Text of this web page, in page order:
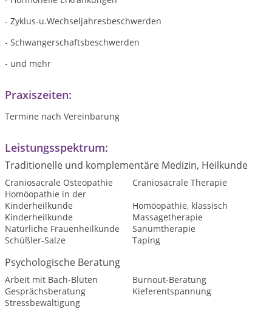
- Zyklus-u.Wechseljahresbeschwerden
- Schwangerschaftsbeschwerden
- und mehr
Praxiszeiten:
Termine nach Vereinbarung
Leistungsspektrum:
Traditionelle und komplementäre Medizin, Heilkunde
Craniosacrale Osteopathie
Craniosacrale Therapie
Homöopathie in der
Kinderheilkunde
Homöopathie, klassisch
Kinderheilkunde
Massagetherapie
Natürliche Frauenheilkunde
Sanumtherapie
Schüßler-Salze
Taping
Psychologische Beratung
Arbeit mit Bach-Blüten
Burnout-Beratung
Gesprächsberatung
Kieferentspannung
Stressbewältigung